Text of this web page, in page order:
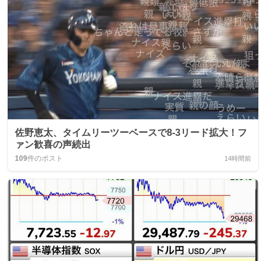
佐野恵太、タイムリーツーベースで8-3リード拡大！フ
ァン歓喜の声続出
109件のポスト 14時間前